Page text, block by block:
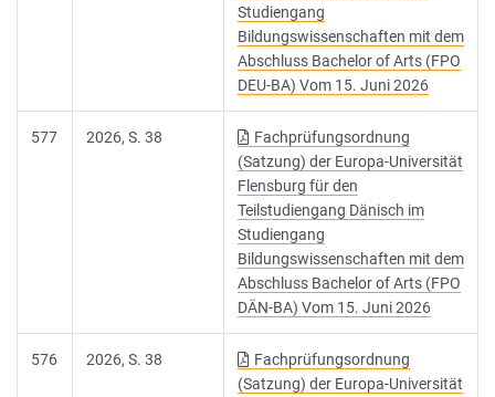
Studiengang
Bildungswissenschaften mit dem
Abschluss Bachelor of Arts (FPO
DEU-BA) Vom 15. Juni 2026
577 2026, S. 38
Fachprüfungsordnung
(Satzung) der Europa-Universität
Flensburg für den
Teilstudiengang Dänisch im
Studiengang
Bildungswissenschaften mit dem
Abschluss Bachelor of Arts (FPO
DÄN-BA) Vom 15. Juni 2026
576 2026, S. 38
Fachprüfungsordnung
(Satzung) der Europa-Universität